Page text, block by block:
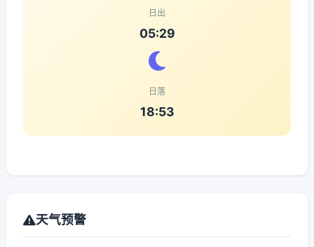
日出
05:29
日落
18:53
天气预警